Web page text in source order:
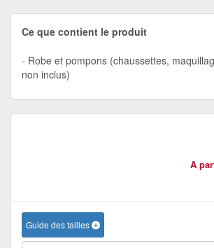
Ce que contient le produit
Robe et pompons (chaussettes,
non inclus)
A
Guide des tailles